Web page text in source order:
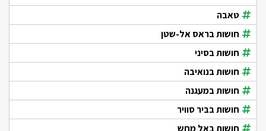
טאבה
חושות בראס אל-שטן
חושות בסיני
חושות בנואיבה
חושות במעגנה
חושות בביר סוויר
חושות באל מחש